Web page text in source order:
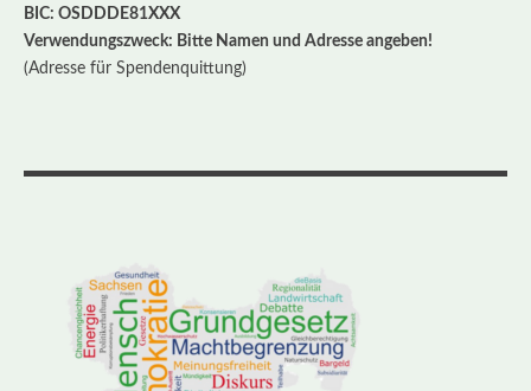
BIC: OSDDDE81XXX
Verwendungszweck: Bitte Namen und Adresse angeben!
(Adresse für Spendenquittung)